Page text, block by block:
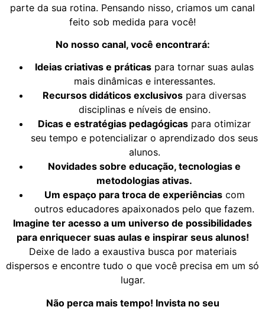
parte da sua rotina. Pensando nisso, criamos um canal
feito sob medida para você!
No nosso canal, você encontrará:
Ideias criativas e práticas para tornar suas aulas
mais dinâmicas e interessantes.
Recursos didáticos exclusivos para diversas
disciplinas e níveis de ensino.
Dicas e estratégias pedagógicas para otimizar
seu tempo e potencializar o aprendizado dos seus
alunos.
Novidades sobre educação, tecnologias e
metodologias ativas.
Um espaço para troca de experiênciascom
outros educadores apaixonados pelo que fazem.
Imagine ter acesso a um universo de possibilidades
para enriquecer suas aulas e inspirar seus alunos!
Deixe de lado a exaustiva busca por materiais
dispersos e encontre tudo o que você precisa em um só
lugar.
Não perca mais tempo! Invista no seu